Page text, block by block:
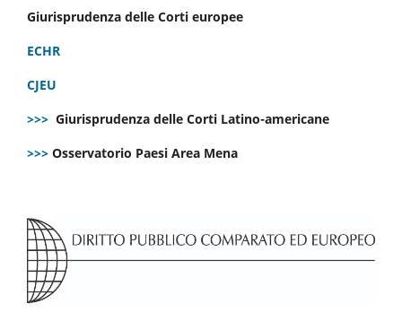
Giurisprudenza delle Corti europee
ECHR
CJEU
>>> Giurisprudenza delle Corti Latino-americane
>>> Osservatorio Paesi Area Mena